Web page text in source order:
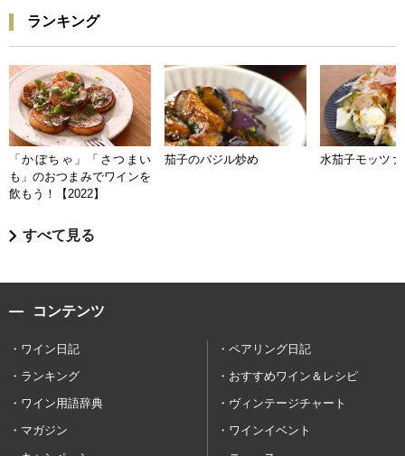
ランキング
「かぼちゃ」「さつまい
も」のおつまみでワインを
飲もう！【2022】
茄子のバジル炒め 水茄子モッツァ
すべて見る
コンテンツ
ワイン日記
ペアリング日記
ランキング
おすすめワイン＆レシピ
ワイン用語辞典
ヴィンテージチャート
マガジン
ワインイベント